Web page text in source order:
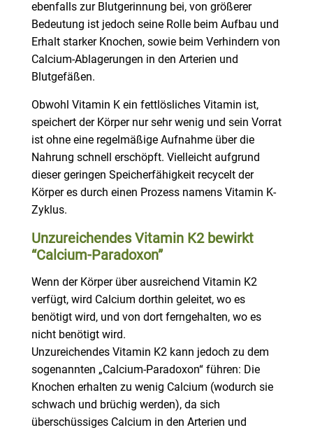
ebenfalls zur Blutgerinnung bei, von größerer
Bedeutung ist jedoch seine Rolle beim Aufbau und
Erhalt starker Knochen, sowie beim Verhindern von
Calcium-Ablagerungen in den Arterien und
Blutgefäßen.
Obwohl Vitamin K ein fettlösliches Vitamin ist,
speichert der Körper nur sehr wenig und sein Vorrat
ist ohne eine regelmäßige Aufnahme über die
Nahrung schnell erschöpft. Vielleicht aufgrund
dieser geringen Speicherfähigkeit recycelt der
Körper es durch einen Prozess namens Vitamin K-
Zyklus.
Unzureichendes Vitamin K2 bewirkt
“Calcium-Paradoxon”
Wenn der Körper über ausreichend Vitamin K2
verfügt, wird Calcium dorthin geleitet, wo es
benötigt wird, und von dort ferngehalten, wo es
nicht benötigt wird.
Unzureichendes Vitamin K2 kann jedoch zu dem
sogenannten „Calcium-Paradoxon“ führen: Die
Knochen erhalten zu wenig Calcium (wodurch sie
schwach und brüchig werden), da sich
überschüssiges Calcium in den Arterien und